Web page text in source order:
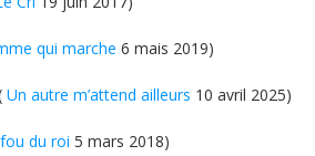
qui marche 6 mais 2019)
Un autre m’attend ailleurs 10 avril 2025)
du roi 5 mars 2018)